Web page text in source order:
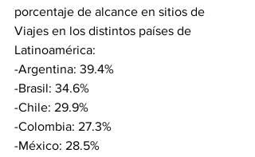
porcentaje de alcance en sitios de
Viajes en los distintos países de
Latinoamérica:
-Argentina: 39.4%
-Brasil: 34.6%
-Chile: 29.9%
-Colombia: 27.3%
-México: 28.5%